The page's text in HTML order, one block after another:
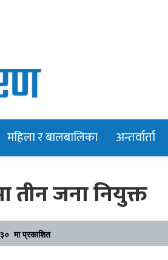
महिला र बालबालिका अन्तर्वार्ता
जना नियुक्त
मा प्रकाशित